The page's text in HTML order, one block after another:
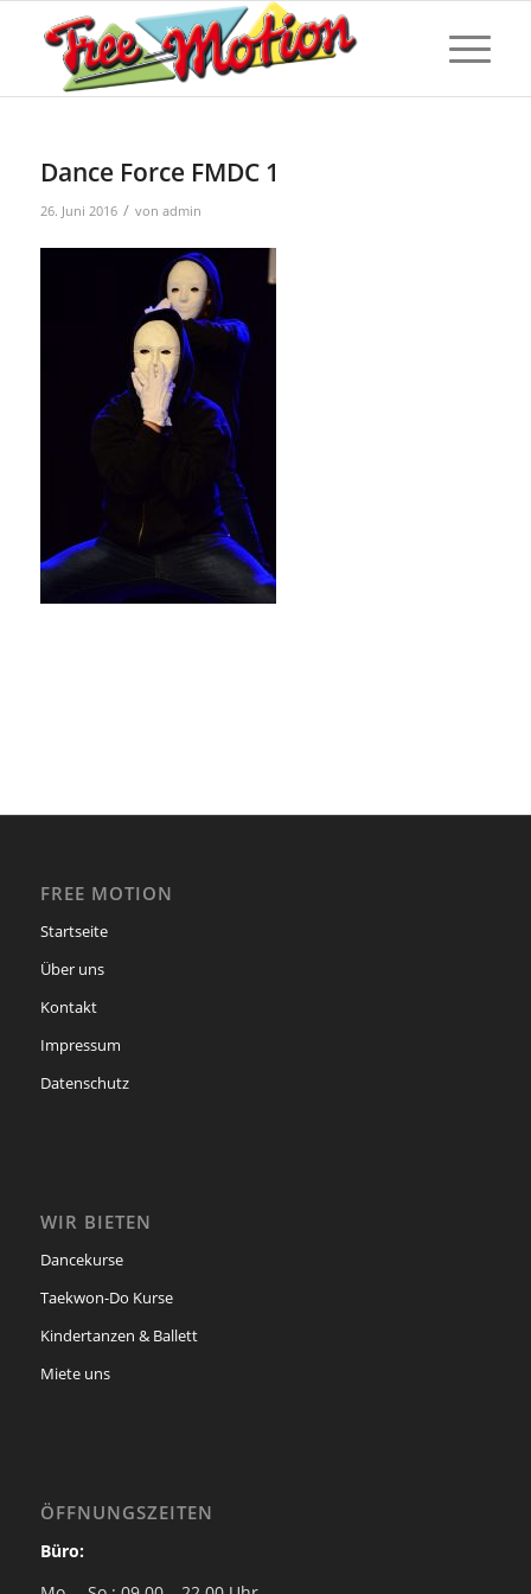
Dance Force FMDC 1
26. Juni 2016 / von admin
FREE MOTION
Startseite
Über uns
Kontakt
Impressum
Datenschutz
WIR BIETEN
Dancekurse
Taekwon-Do Kurse
Kindertanzen & Ballett
Miete uns
ÖFFNUNGSZEITEN
Büro: